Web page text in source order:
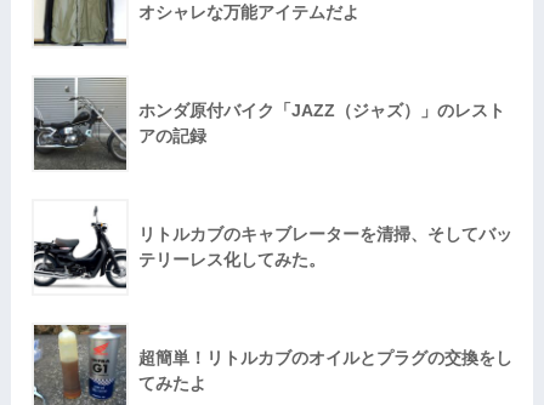
オシャレな万能アイテムだよ
ホンダ原付バイク「JAZZ（ジャズ）」のレスト
アの記録
リトルカブのキャブレーターを清掃、そしてバッ
テリーレス化してみた。
超簡単！リトルカブのオイルとプラグの交換をし
てみたよ